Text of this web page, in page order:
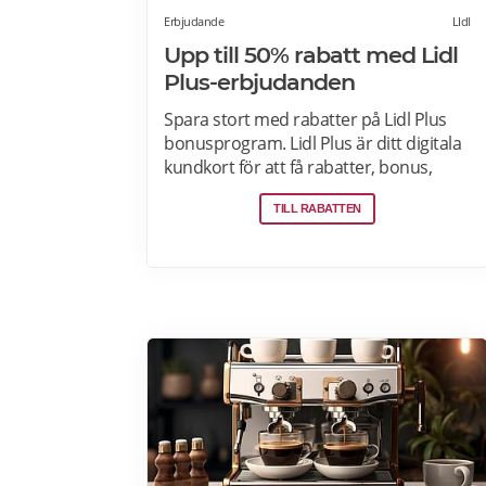
Erbjudande LIdl
Upp till 50% rabatt med Lidl
Plus-erbjudanden
Spara stort med rabatter på Lidl Plus
bonusprogram. Lidl Plus är ditt digitala
kundkort för att få rabatter, bonus,
skräddarsydda erbjudanden och
mycket mer varje vecka. Skanna ditt
dig av Lidl Plus fördelar. Läs mer om
pensionärsrabatter på Lidl här.
TILL RABATTEN